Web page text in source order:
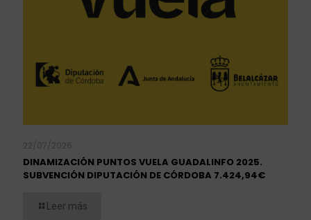
22/07/2026
DINAMIZACIÓN PUNTOS VUELA GUADALINFO 2025.
SUBVENCIÓN DIPUTACIÓN DE CÓRDOBA 7.424,94€
Leer más